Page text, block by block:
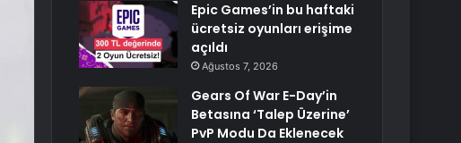
Epic Games’in bu haftaki
ücretsiz oyunları erişime
açıldı
Ağustos 7, 2026
Gears Of War E-Day’in
Betasına ‘Talep Üzerine’
PvP Modu Da Eklenecek